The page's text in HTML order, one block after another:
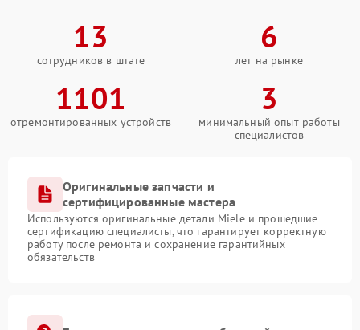
13
сотрудников в штате
6
лет на рынке
1101
отремонтированных устройств
3
минимальный опыт работы
специалистов
Оригинальные запчасти и
сертифицированные мастера
Используются оригинальные детали Miele и прошедшие
сертификацию специалисты, что гарантирует корректную
работу после ремонта и сохранение гарантийных
обязательств